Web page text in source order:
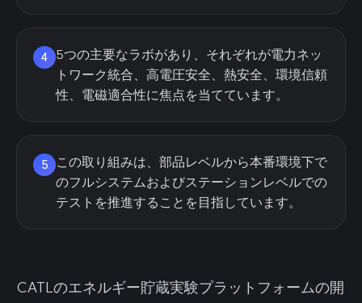
4
5つの主要なラボがあり、それぞれが電力ネッ
トワーク統合、高電圧安全、熱安全、環境信頼
性、電磁適合性に焦点を当てています。
5
この取り組みは、部品レベルから本番環境下で
のフルシステムおよびステーションレベルでの
テストを推進することを目指しています。
CATLのエネルギー貯蔵実験プラットフォームの開